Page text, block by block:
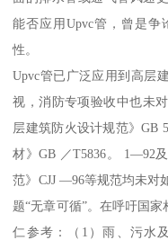
能否应用Upvc管，曾是
性。
Upvc管已广泛应用到高层
视，消防专项验收中也未
层建筑防火设计规范》GB
材》GB ／T5836。 1—92
范》CJJ —96等规范均未对
题“无章可循”。在呼吁国
仁参考：（1）雨、污水